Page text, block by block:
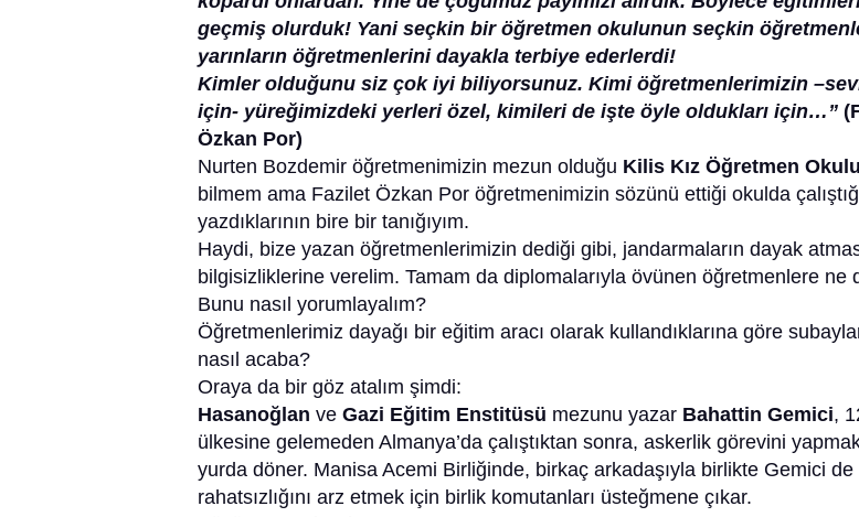
geçmiş olurduk! Yani seçkin bir öğretmen okulunun seçkin
yarınların öğretmenlerini dayakla terbiye ederlerdi!
Kimler olduğunu siz çok iyi biliyorsunuz. Kimi öğretmenlerimizin
için- yüreğimizdeki yerleri özel, kimileri de işte öyle oldukları için…”
Özkan Por)
Nurten Bozdemir öğretmenimizin mezun olduğu Kilis Kız Öğretmen Okulu
bilmem ama Fazilet Özkan Por öğretmenimizin sözünü ettiği okulda
yazdıklarının bire bir tanığıyım.
Haydi, bize yazan öğretmenlerimizin dediği gibi, jandarmaların dayak
bilgisizliklerine verelim. Tamam da diplomalarıyla övünen öğretmenlere ne
Bunu nasıl yorumlayalım?
Öğretmenlerimiz dayağı bir eğitim aracı olarak kullandıklarına göre
nasıl acaba?
Oraya da bir göz atalım şimdi:
Hasanoğlan ve Gazi Eğitim Enstitüsü mezunu yazar Bahattin Gemici,
ülkesine gelemeden Almanya’da çalıştıktan sonra, askerlik görevini
yurda döner. Manisa Acemi Birliğinde, birkaç arkadaşıyla birlikte Gemici de
rahatsızlığını arz etmek için birlik komutanları üsteğmene çıkar.